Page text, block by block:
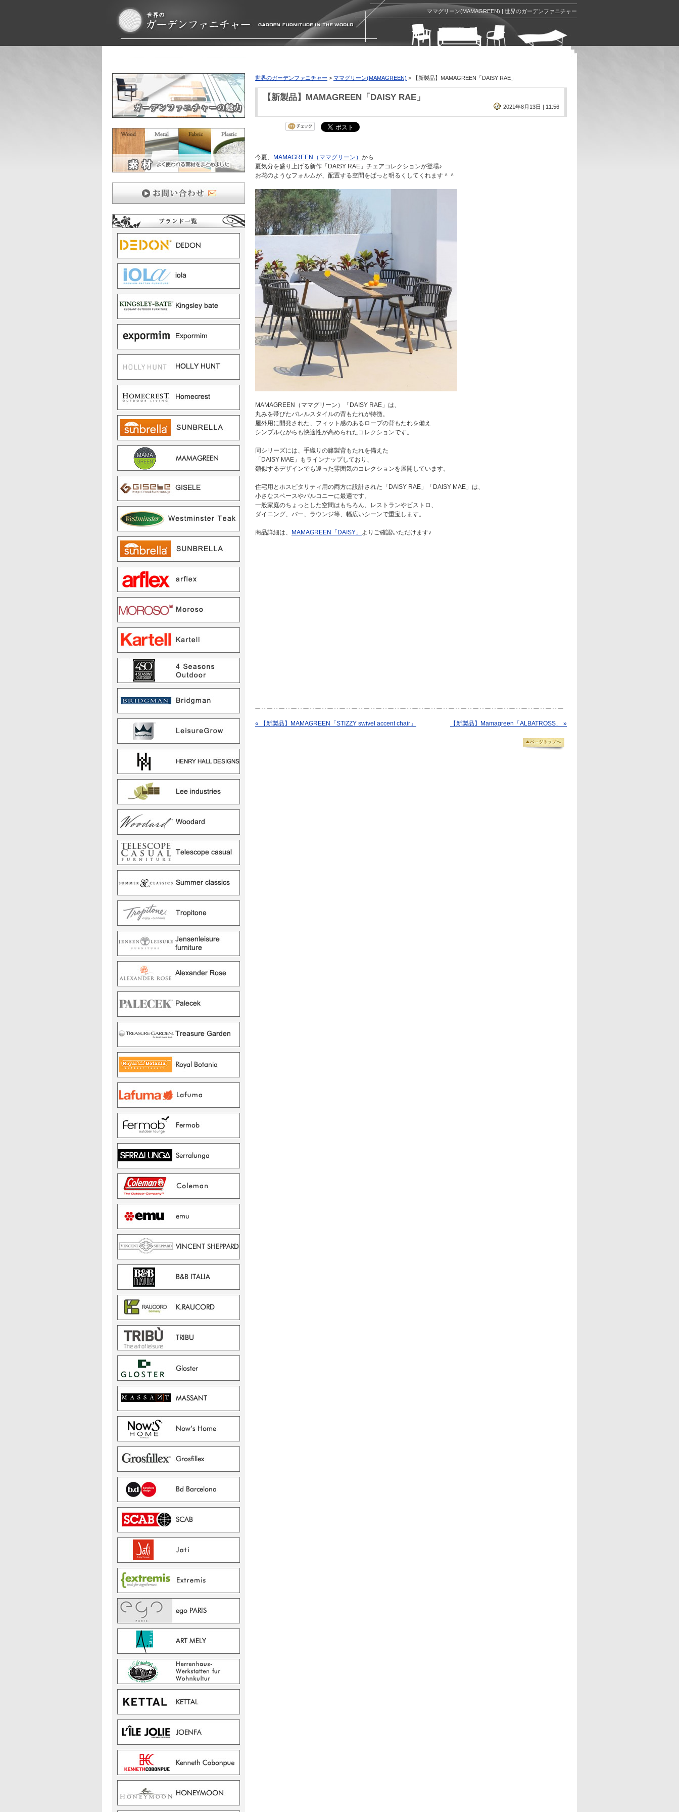
ママグリーン(MAMAGREEN) | 世界のガーデンファニチャー
世界のガーデンファニチャー > ママグリーン(MAMAGREEN) > 【新製品】MAMAGREEN「DAISY RAE」
【新製品】MAMAGREEN「DAISY RAE」
2021年8月13日 | 11:56
今夏、 MAMAGREEN（ママグリーン） から
夏気分を盛り上げる新作「DAISY RAE」チェアコレクションが登場♪
お花のようなフォルムが、配置する空間をぱっと明るくしてくれます＾＾
MAMAGREEN（ママグリーン）「DAISY RAE」は、
丸みを帯びたバレルスタイルの背もたれが特徴。
屋外用に開発された、フィット感のあるロープの背もたれを備え
シンプルながらも快適性が高められたコレクションです。
同シリーズには、手織りの籐製背もたれを備えた
「DAISY MAE」もラインナップしており、
類似するデザインでも違った雰囲気のコレクションを展開しています。
住宅用とホスピタリティ用の両方に設計された「DAISY RAE」「DAISY MAE」は、
小さなスペースやバルコニーに最適です。
一般家庭のちょっとした空間はもちろん、レストランやビストロ、
ダイニング、バー、ラウンジ等、幅広いシーンで重宝します。
商品詳細は、 MAMAGREEN「DAISY」 よりご確認いただけます♪
« 【新製品】MAMAGREEN「STIZZY swivel accent chair」 【新製品】Mamagreen「ALBATROSS」 »